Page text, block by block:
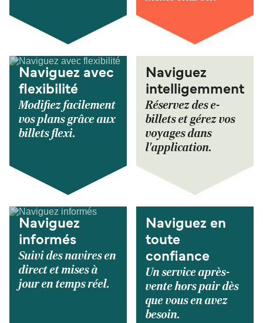
Naviguez avec
flexibilité
Modifiez facilement
vos plans grâce aux
billets flexi.
Naviguez
intelligemment
Réservez des e-
billets et gérez vos
voyages dans
l'application.
Naviguez
informés
Suivi des navires en
direct et mises à
jour en temps réel.
Naviguez en
toute
confiance
Un service après-
vente hors pair dès
que vous en avez
besoin.